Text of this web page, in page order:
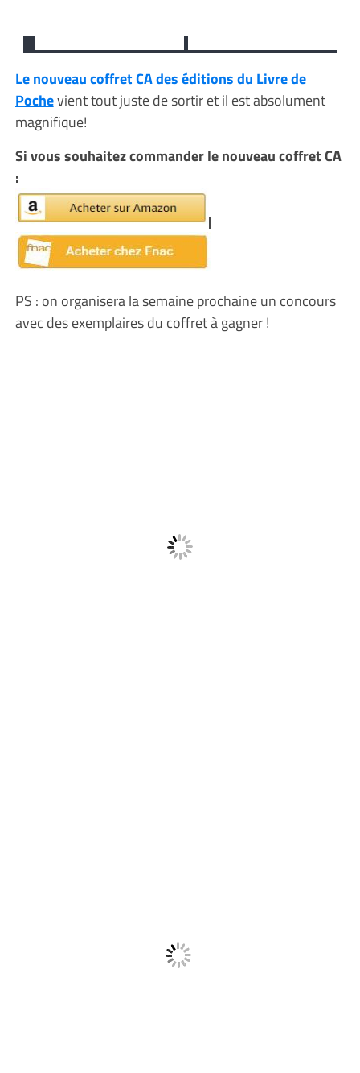
Le nouveau coffret CA des éditions du Livre de
Pochevient tout juste de sortir et il est absolument
magnifique!
Si vous souhaitez commander le nouveau coffret CA
:
PS : on organisera la semaine prochaine un concours
avec des exemplaires du coffret à gagner !